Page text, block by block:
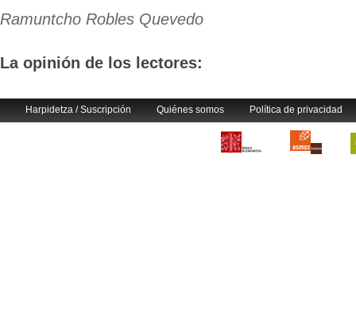
Ramuntcho Robles Quevedo
La opinión de los lectores:
Harpidetza / Suscripción Quiénes somos Política de privacidad